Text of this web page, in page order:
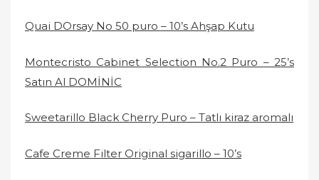
Quai DOrsay No 50 puro – 10’s Ahşap Kutu
Montecristo Cabinet Selection No.2 Puro – 25’s
Satın Al DOMİNİC
Sweetarillo Black Cherry Puro – Tatlı kiraz aromalı
Cafe Creme Filter Original sigarillo – 10’s